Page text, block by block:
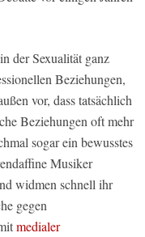
der Sexualität ganz
Beziehungen,
vor, dass tatsächlich
Beziehungen oft mehr
sogar ein bewusstes
Musiker
widmen schnell ihr
gegen
medialer